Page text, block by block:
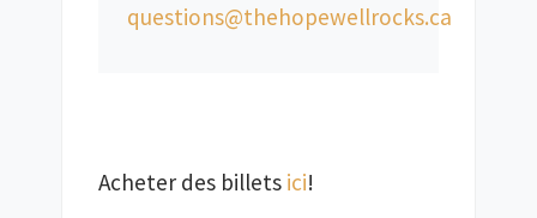
ac.skcorllewepoheht@snoitseuq
Acheter des billets ici!